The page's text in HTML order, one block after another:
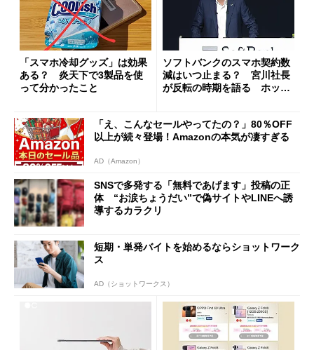
「スマホ冷却グッズ」は効果
ある？ 炎天下で3製品を使
って分かったこと
ソフトバンクのスマホ契約数
減はいつ止まる？ 宮川社長
が反転の時期を語る ホッピ
「え、こんなセールやってたの？」80％OFF
以上が続々登場！Amazonの本気が凄すぎる
AD（Amazon）
SNSで多発する「無料であげます」投稿の正
体 “お涙ちょうだい”で偽サイトやLINEへ誘
導するカラクリ
短期・単発バイトを始めるならショットワーク
ス
AD（ショットワークス）